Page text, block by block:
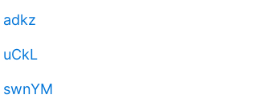
adkz
uCkL
swnYM